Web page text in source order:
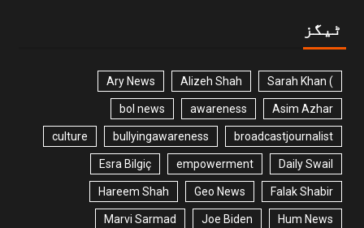
ٹیگز
) Sarah Khan
Alizeh Shah
Ary News
Asim Azhar
awareness
bol news
broadcastjournalist
bullyingawareness
culture
Daily Swail
empowerment
Esra Bilgiç
Falak Shabir
Geo News
Hareem Shah
Hum News
Joe Biden
Marvi Sarmad